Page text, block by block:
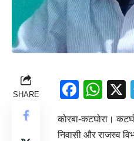
SHARE
कोरबा-कटघोरा।
निवासी और राजस्व